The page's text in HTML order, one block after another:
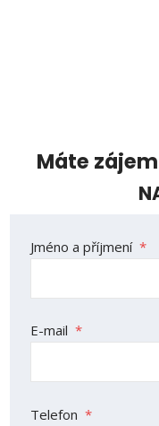
Máte
Jméno a příjmení *
E-mail *
Telefon *
Formulář